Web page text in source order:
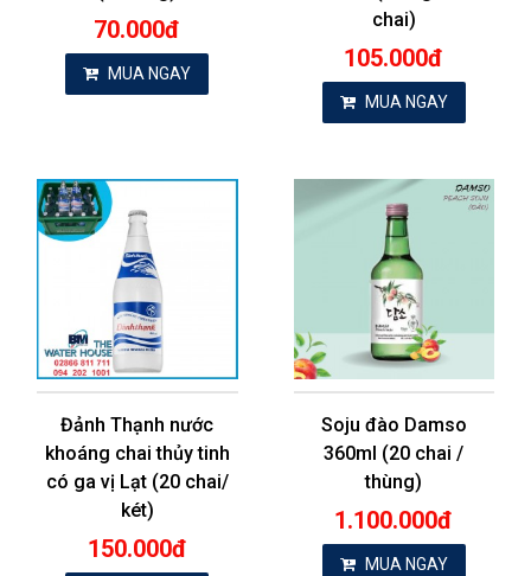
70.000đ
MUA NGAY
chai)
105.000đ
MUA NGAY
Đảnh Thạnh nước
khoáng chai thủy tinh
có ga vị Lạt (20 chai/
két)
150.000đ
Soju đào Damso
360ml (20 chai /
thùng)
1.100.000đ
MUA NGAY